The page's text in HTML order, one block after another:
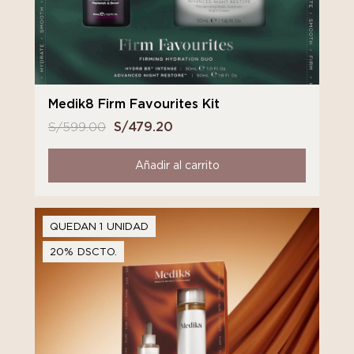
Medik8 Firm Favourites Kit
S/599.00 El
precio
original
era:
S/479.20
precio
actual
es:
Añadir al carrito
QUEDAN 1 UNIDAD
20% DSCTO.